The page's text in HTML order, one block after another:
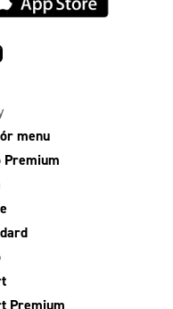
menu
Premium
Premium